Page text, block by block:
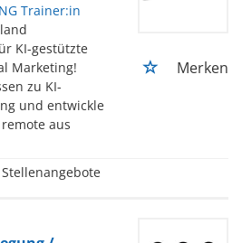
Trainer:in
KI-gestützte
Marketing!
zu KI-
und entwickle
aus
Merken